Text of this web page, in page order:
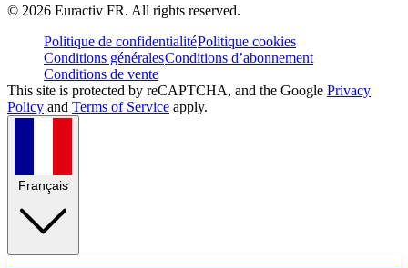
© 2026 Euractiv FR. All rights reserved.
Politique de confidentialitéPolitique cookies
Conditions généralesConditions d’abonnement
Conditions de vente
This site is protected by reCAPTCHA, and the Google Privacy
Policy and Terms of Service apply.
Français